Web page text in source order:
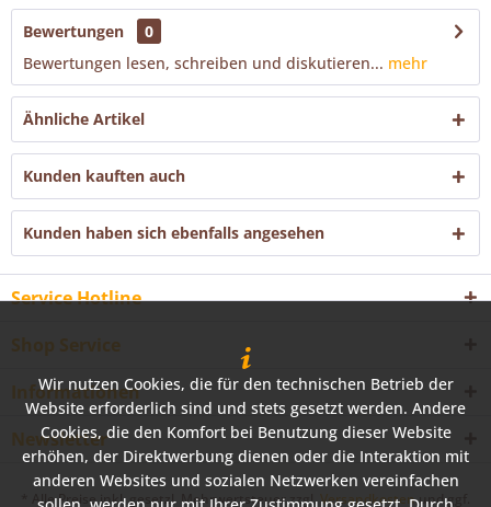
Bewertungen
0
Bewertungen lesen, schreiben und diskutieren... mehr
Ähnliche Artikel
Kunden kauften auch
Kunden haben sich ebenfalls angesehen
Service Hotline
Shop Service
Informationen
Newsletter
* Alle Preise inkl. gesetzl. Mehrwertsteuer zzgl.Versandkostenund ggf.
Wir nutzen Cookies, die für den technischen Betrieb der
Website erforderlich sind und stets gesetzt werden. Andere
Cookies, die den Komfort bei Benutzung dieser Website
erhöhen, der Direktwerbung dienen oder die Interaktion mit
anderen Websites und sozialen Netzwerken vereinfachen